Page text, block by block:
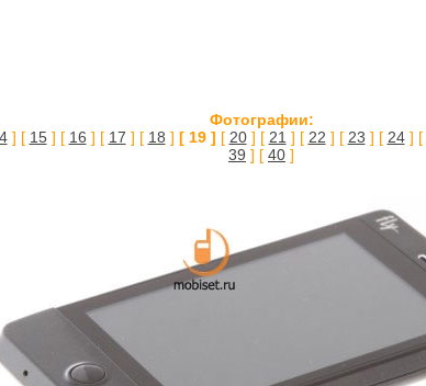
Фотографии:
] [ 15] [ 16 ] [ 17 ] [ 18 ] [ 19 ] [ 20] [ 21 ] [ 22 ] [ 23 ] [ 24] [
39 ] [ 40 ]